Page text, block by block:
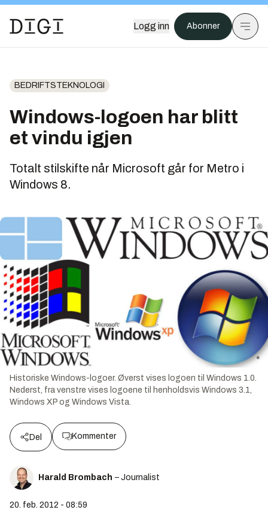
Logg inn Abonner
BEDRIFTSTEKNOLOGI
Windows-logoen har blitt
et vindu igjen
Totalt stilskifte når Microsoft går for Metro i
Windows 8.
Historiske Windows-logoer. Øverst vises logoen til Windows 1.0.
Nederst, fra venstre vises logoene til henholdsvis Windows 3.1,
Windows XP og Windows Vista.
Del Kommenter
Harald Brombach – Journalist
20. feb. 2012 - 08:59